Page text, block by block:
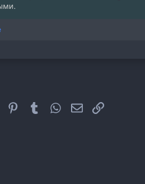
PinterestTumblrWhatsAppЭлектронная
Ссылка